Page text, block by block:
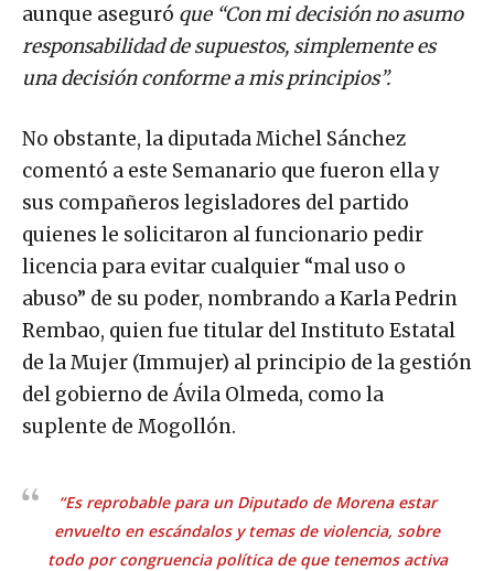
aunque aseguró que “Con mi decisión no asumo
responsabilidad de supuestos, simplemente es
una decisión conforme a mis principios”.
No obstante, la diputada Michel Sánchez
comentó a este Semanario que fueron ella y
sus compañeros legisladores del partido
quienes le solicitaron al funcionario pedir
licencia para evitar cualquier “mal uso o
abuso” de su poder, nombrando a Karla Pedrin
Rembao, quien fue titular del Instituto Estatal
de la Mujer (Immujer) al principio de la gestión
del gobierno de Ávila Olmeda, como la
suplente de Mogollón.
“Es reprobable para un Diputado de Morena estar
envuelto en escándalos y temas de violencia, sobre
todo por congruencia política de que tenemos activa